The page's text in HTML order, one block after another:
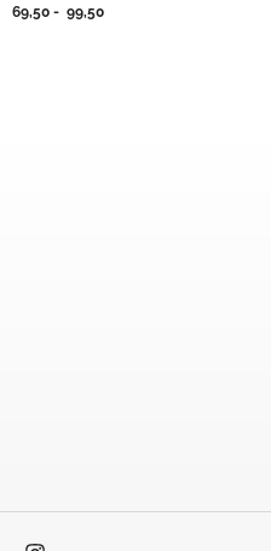
69,50 - 99,50Prijsklasse: